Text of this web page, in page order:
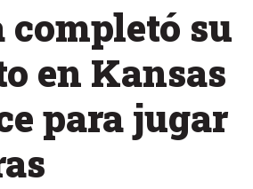
su
en Kansas
para jugar